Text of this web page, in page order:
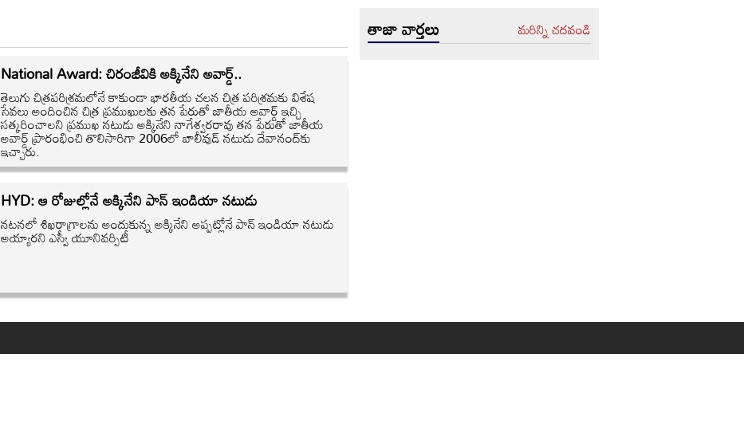
National Award: చిరంజీవికి అక్కినేని అవార్డ్‌..
తెలుగు చిత్రపరిశ్రమలోనే కాకుండా భారతీయ చలన చిత్ర పరిశ్రమకు విశేష
సేవలు అందించిన చిత్ర ప్రముఖులకు తన పేరుతో జాతీయ అవార్డ్‌ ఇచ్చి
సత్కరించాలని ప్రముఖ నటుడు అక్కినేని నాగేశ్వరరావు తన పేరుతో జాతీయ
అవార్డ్‌ ప్రారంభించి తొలిసారిగా 2006లో బాలీవుడ్‌ నటుడు దేవానంద్‌కు
ఇచ్చారు.
HYD: ఆ రోజుల్లోనే అక్కినేని పాన్‌ ఇండియా నటుడు
నటనలో శిఖరాగ్రాలను అందుకున్న అక్కినేని అప్పట్లోనే పాన్‌ ఇండియా నటుడు
అయ్యారని ఎస్వీ యూనివర్సిటీ
తాజా వార్తలు మరిన్ని చదవండి